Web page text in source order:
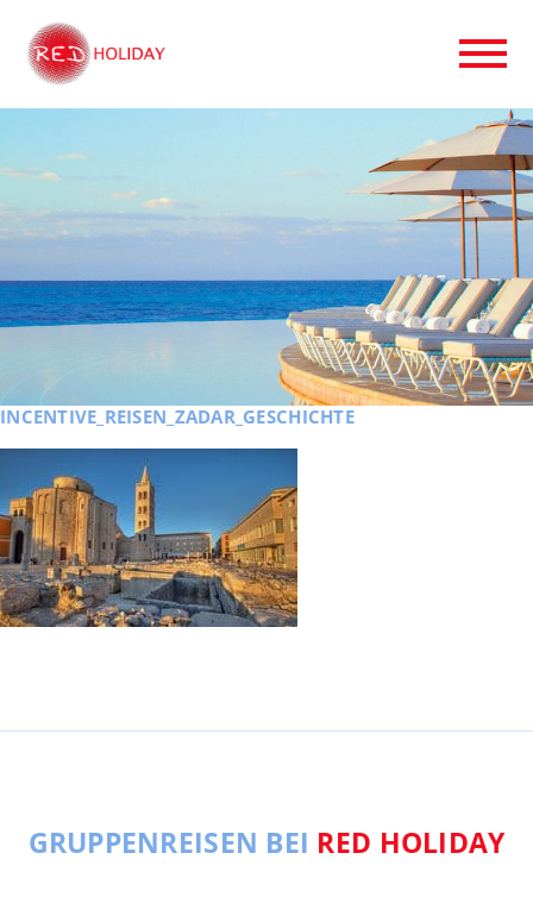
INCENTIVE_REISEN_ZADAR_GESCHICHTE
GRUPPENREISEN BEI RED HOLIDAY